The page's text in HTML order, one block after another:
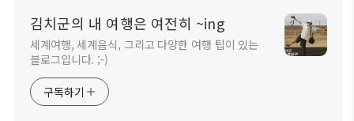
김치군의 내 여행은 여전히 ~ing
세계여행, 세계음식, 그리고 다양한 여행 팁이 있는
블로그입니다. ;-)
구독하기